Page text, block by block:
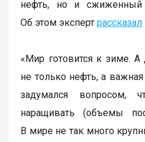
нефть, но и сжиженный
Об этом экспертрассказал
«Мир готовится к зиме.
не только нефть, а
задумался вопросом,
наращивать (объемы
В мире не так много